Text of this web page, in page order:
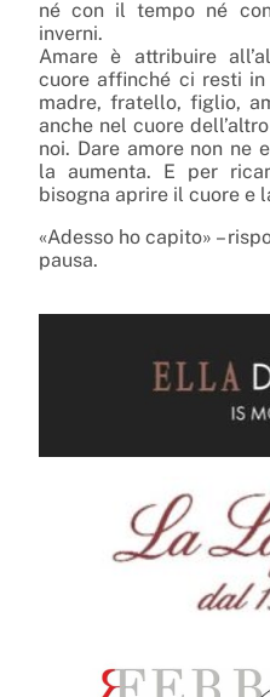
né con il tempo né
inverni.
Amare è attribuire
cuore affinché ci resti
madre, fratello, figlio,
anche nel cuore
noi. Dare amore non ne
la aumenta. E per
bisogna aprire il cuore e
«Adesso ho capito» –
pausa.